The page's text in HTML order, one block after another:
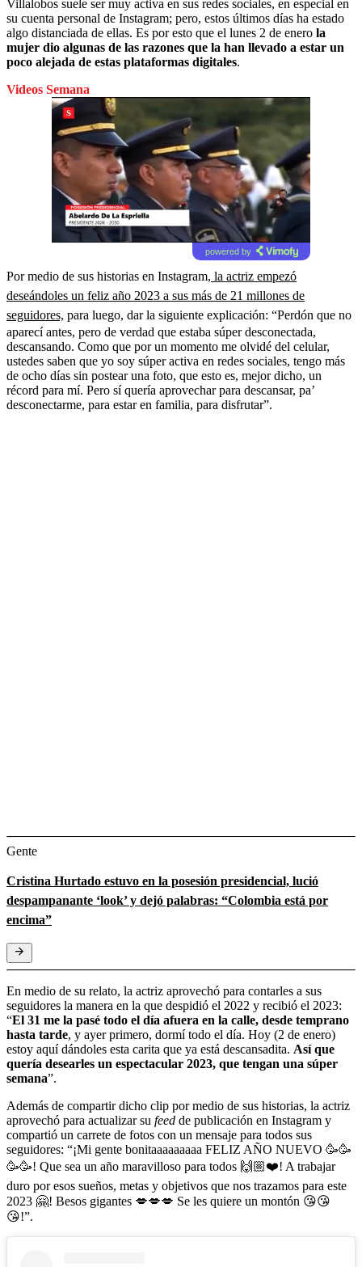
Villalobos suele ser muy activa en sus redes sociales, en especial en
su cuenta personal de Instagram; pero, estos últimos días ha estado
algo distanciada de ellas. Es por esto que el lunes 2 de enero la
mujer dio algunas de las razones que la han llevado a estar un
poco alejada de estas plataformas digitales.
Videos Semana
powered by
Por medio de sus historias en Instagram, la actriz empezó
deseándoles un feliz año 2023 a sus más de 21 millones de
seguidores, para luego, dar la siguiente explicación: “Perdón que no
aparecí antes, pero de verdad que estaba súper desconectada,
descansando. Como que por un momento me olvidé del celular,
ustedes saben que yo soy súper activa en redes sociales, tengo más
de ocho días sin postear una foto, que esto es, mejor dicho, un
récord para mí. Pero sí quería aprovechar para descansar, pa’
desconectarme, para estar en familia, para disfrutar”.
Gente
Cristina Hurtado estuvo en la posesión presidencial, lució
despampanante ‘look’ y dejó palabras: “Colombia está por
encima”
En medio de su relato, la actriz aprovechó para contarles a sus
seguidores la manera en la que despidió el 2022 y recibió el 2023:
“El 31 me la pasé todo el día afuera en la calle, desde temprano
hasta tarde, y ayer primero, dormí todo el día. Hoy (2 de enero)
estoy aquí dándoles esta carita que ya está descansadita. Así que
quería desearles un espectacular 2023, que tengan una súper
semana”.
Además de compartir dicho clip por medio de sus historias, la actriz
aprovechó para actualizar su feed de publicación en Instagram y
compartió un carrete de fotos con un mensaje para todos sus
seguidores: “¡Mi gente bonitaaaaaaaaa FELIZ AÑO NUEVO 🥳🥳
🥳🥳! Que sea un año maravilloso para todos 🙌🏼❤️! A trabajar
duro por esos sueños, metas y objetivos que nos trazamos para este
2023 🤗! Besos gigantes 💋💋💋 Se les quiere un montón 😘😘
😘!”.